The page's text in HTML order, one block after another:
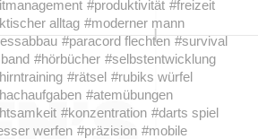
#produktivität #freizeit
alltag #moderner mann
#paracord flechten #survival
#hörbücher #selbstentwicklung
#rätsel #rubiks würfel
#atemübungen
#konzentration #darts spiel
werfen #präzision #mobile